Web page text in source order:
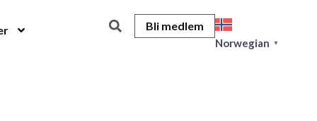
Bli medlem
Norwegian ▼